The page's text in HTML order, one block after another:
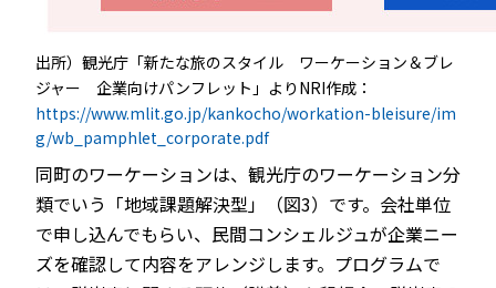
出所）観光庁「新たな旅のスタイル ワーケーション＆ブレ
ジャー 企業向けパンフレット」よりNRI作成：
https://www.mlit.go.jp/kankocho/workation-bleisure/im
g/wb_pamphlet_corporate.pdf
同町のワーケーションは、観光庁のワーケーション分
類でいう「地域課題解決型」（図3）です。会社単位
で申し込んでもらい、民間コンシェルジュが企業ニー
ズを確認して内容をアレンジします。プログラムで